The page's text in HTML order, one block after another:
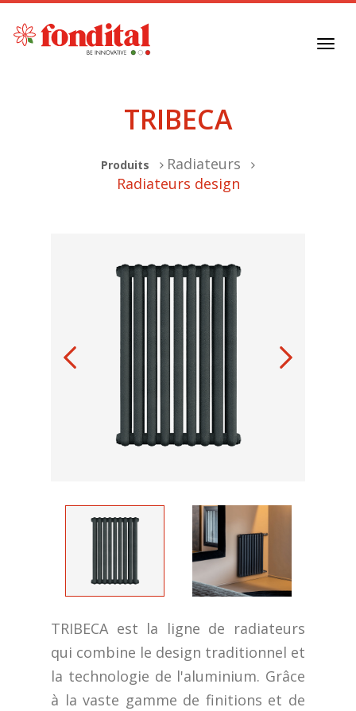
TRIBECA
Produits
Radiateurs
Radiateurs design
TRIBECA est la ligne de radiateurs
qui combine le design traditionnel et
la technologie de l'aluminium. Grâce
à la vaste gamme de finitions et de